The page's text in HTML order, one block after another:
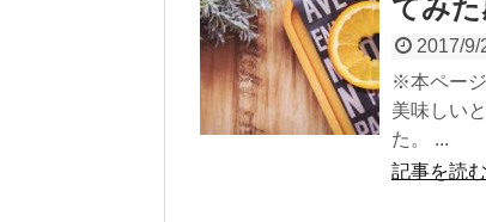
てみ
2017/9/
※本ページ
美味しい
た。 ...
記事を読む